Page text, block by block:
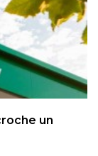
un